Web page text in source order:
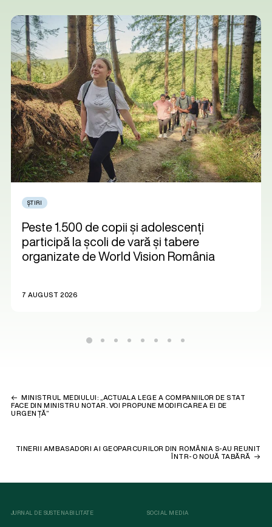
ȘTIRI
Peste 1.500 de copii și adolescenți
participă la școli de vară și tabere
organizate de World Vision România
7 AUGUST 2026
MINISTRUL MEDIULUI: „ACTUALA LEGE A COMPANIILOR DE STAT
FACE DIN MINISTRU NOTAR. VOI PROPUNE MODIFICAREA EI DE
URGENȚĂ”
TINERII AMBASADORI AI GEOPARCURILOR DIN ROMÂNIA S-AU REUNIT
ÎNTR-O NOUĂ TABĂRĂ
JURNAL DE SUSTENABILITATE SOCIAL MEDIA